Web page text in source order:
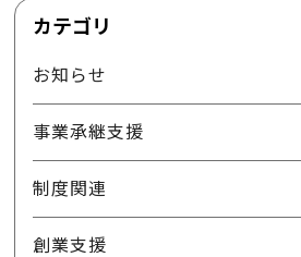
カテゴリ
お知らせ
事業承継支援
制度関連
創業支援